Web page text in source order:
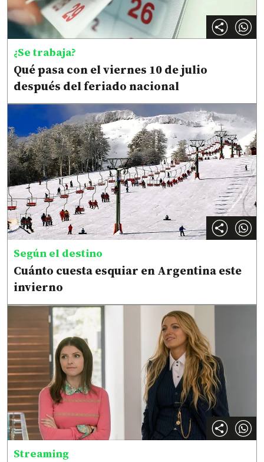
¿Se trabaja?
Qué pasa con el viernes 10 de julio
después del feriado nacional
Según el destino
Cuánto cuesta esquiar en Argentina este
invierno
Streaming